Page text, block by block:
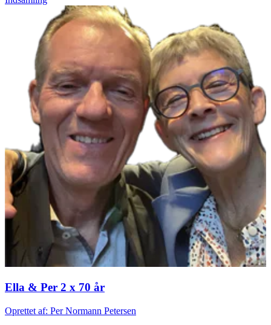
Ella & Per 2 x 70 år
Oprettet af: Per Normann Petersen